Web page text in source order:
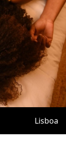
Lisboa